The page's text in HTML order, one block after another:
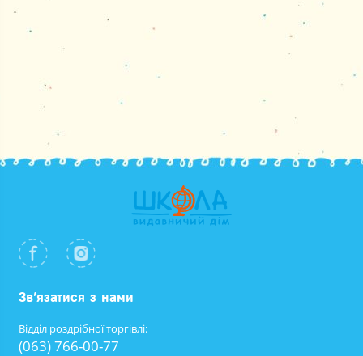
Зв’язатися з нами
Відділ роздрібної торгівлі:
(063) 766-00-77